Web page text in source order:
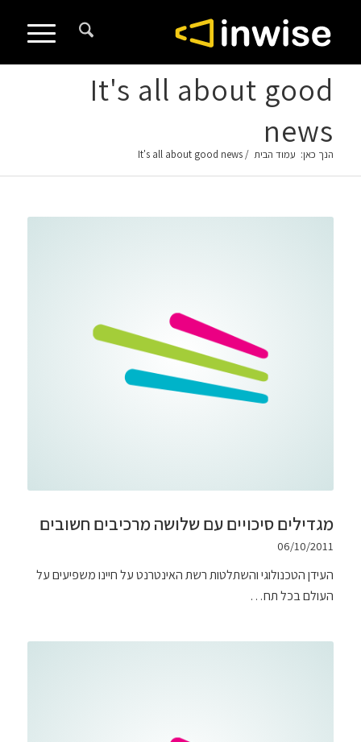
It's all about good
news
הנך כאן: עמוד הבית /
It's all about good news
מגדילים סיכויים עם שלושה מרכיבים חשובים
06/10/2011
העידן הטכנולוגי והשתלטות רשת האינטרנט על חיינו משפיעים על
העולם בכל תח…